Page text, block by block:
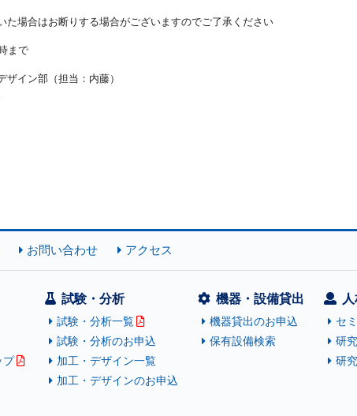
はお断りする場合がございますのでご了承ください
まで
ザイン部（担当：内藤）
お問い合わせ アクセス
プ
試験・分析
試験・分析一覧
試験・分析のお申込
加工・デザイン一覧
加工・デザインのお申込
機器・設備貸出
機器貸出のお申込
保有設備検索
セ
研
研